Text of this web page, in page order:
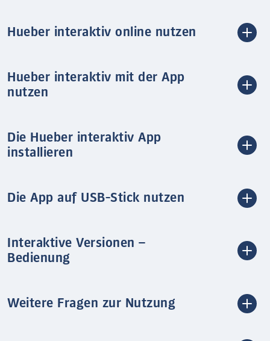
Hueber interaktiv online nutzen
Hueber interaktiv mit der App
nutzen
Die Hueber interaktiv App
installieren
Die App auf USB-Stick nutzen
Interaktive Versionen –
Bedienung
Weitere Fragen zur Nutzung